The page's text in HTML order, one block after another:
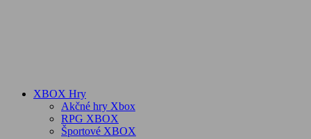
XBOX Hry
Akčné hry Xbox
RPG XBOX
Športové XBOX